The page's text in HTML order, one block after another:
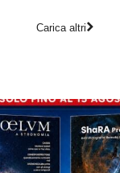
Carica altri